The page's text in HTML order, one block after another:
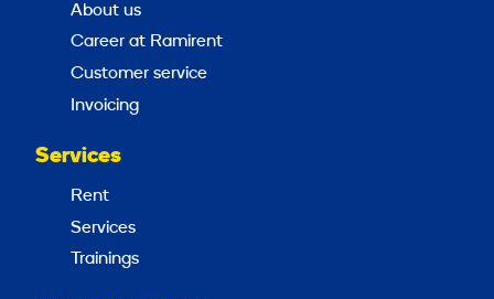
About us
Career at Ramirent
Customer service
Invoicing
Services
Rent
Services
Trainings